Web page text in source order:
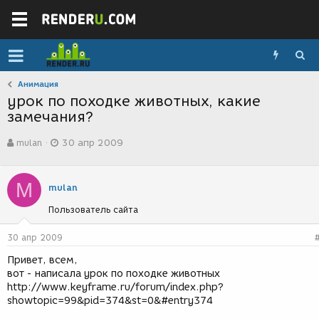
Анимация
урок по походке животных, какие
замечания?
в
о
р
т
е
м
ы
mulan
а
с
з
д
а
и
я
30 апр 2009
M mulan
Пользователь сайта
30 апр 2009
Привет, всем,
вот - написала урок по походке животных
http://www.keyframe.ru/forum/index.php?
showtopic=99&pid=374&st=0&#entry374